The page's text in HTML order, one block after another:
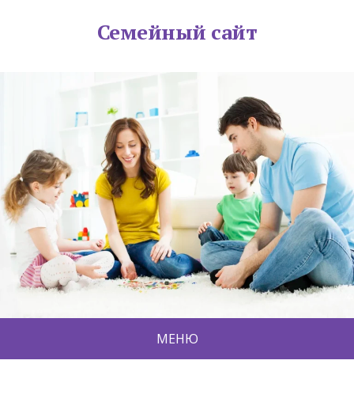
Семейный сайт
МЕНЮ